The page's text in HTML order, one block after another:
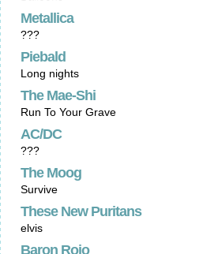
Metallica
???
Piebald
Long nights
The Mae-Shi
Run To Your Grave
AC/DC
???
The Moog
Survive
These New Puritans
elvis
Baron Rojo